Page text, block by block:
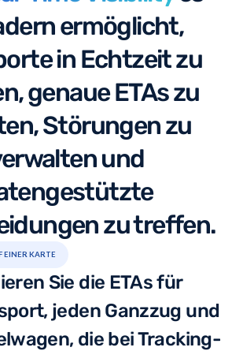
ermöglicht,
in Echtzeit zu
genaue ETAs zu
Störungen zu
und
zu treffen.
EINER KARTE
Sie die ETAs für
jeden Ganzzug und
die bei Tracking-